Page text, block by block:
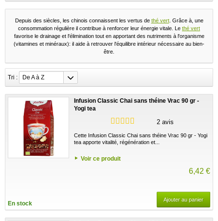
Depuis des siècles, les chinois connaissent les vertus de thé vert. Grâce à, une
consommation régulière il contribue à renforcer leur énergie vitale. Le thé vert
favorise le drainage et l'élimination tout en apportant des nutriments à l'organisme
(vitamines et minéraux): il aide à retrouver l'équilibre intérieur nécessaire au bien-
être.
Tri : De A à Z
Infusion Classic Chai sans théine Vrac 90 gr -
Yogi tea
2 avis
Cette Infusion Classic Chai sans théine Vrac 90 gr - Yogi
tea apporte vitalité, régénération et...
Voir ce produit
6,42 €
En stock
Ajouter au panier